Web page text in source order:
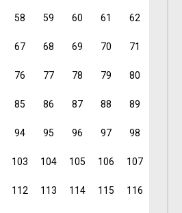
58 59 60 61 62
67 68 69 70 71
76 77 78 79 80
85 86 87 88 89
94 95 96 97 98
103 104 105 106 107
112 113 114 115 116